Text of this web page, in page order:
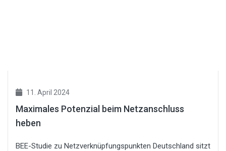
11. April 2024
Maximales Potenzial beim Netzanschluss
heben
BEE-Studie zu Netzverknüpfungspunkten Deutschland sitzt